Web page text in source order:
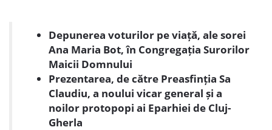
Depunerea voturilor pe viață, ale sorei
Ana Maria Bot, în Congregația Surorilor
Maicii Domnului
Prezentarea, de către Preasfinția Sa
Claudiu, a noului vicar general și a
noilor protopopi ai Eparhiei de Cluj-
Gherla